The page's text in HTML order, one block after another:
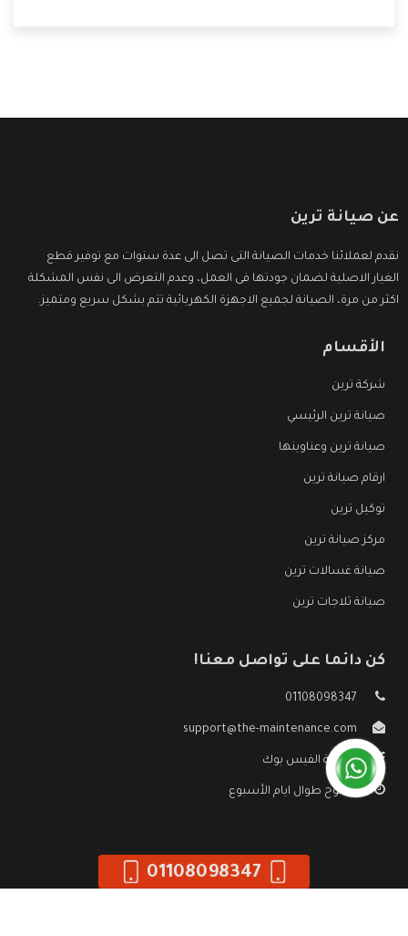
عن صيانة ترين
نقدم لعملائنا خدمات الصيانة التى تصل الى عدة سنوات مع توفير قطع
الغيار الاصلية لضمان جودتها فى العمل، وعدم التعرض الى نفس المشكلة
اكثر من مرة، الصيانة لجميع الاجهزة الكهربائية تتم بشكل سريع ومتميز.
الأقسام
شركة ترين
صيانة ترين الرئيسي
صيانة ترين وعناوينها
ارقام صيانة ترين
توكيل ترين
مركز صيانة ترين
صيانة غسالات ترين
صيانة ثلاجات ترين
كن دائما على تواصل معنا!
01108098347
support@the-maintenance.com
صفحة الفيس بوك
مفتوح طوال ايام الأسبوع
01108098347